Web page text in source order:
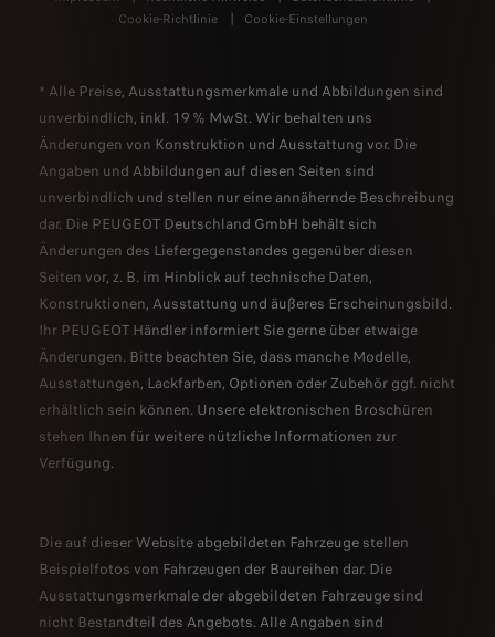
Cookie-Richtlinie
Cookie-Einstellungen
* Alle Preise, Ausstattungsmerkmale und Abbildungen sind
unverbindlich, inkl. 19 % MwSt. Wir behalten uns
Änderungen von Konstruktion und Ausstattung vor. Die
Angaben und Abbildungen auf diesen Seiten sind
unverbindlich und stellen nur eine annähernde Beschreibung
dar. Die PEUGEOT Deutschland GmbH behält sich
Änderungen des Liefergegenstandes gegenüber diesen
Seiten vor, z. B. im Hinblick auf technische Daten,
Konstruktionen, Ausstattung und äußeres Erscheinungsbild.
Ihr PEUGEOT Händler informiert Sie gerne über etwaige
Änderungen. Bitte beachten Sie, dass manche Modelle,
Ausstattungen, Lackfarben, Optionen oder Zubehör ggf. nicht
erhältlich sein können. Unsere elektronischen Broschüren
stehen Ihnen für weitere nützliche Informationen zur
Verfügung.
Die auf dieser Website abgebildeten Fahrzeuge stellen
Beispielfotos von Fahrzeugen der Baureihen dar. Die
Ausstattungsmerkmale der abgebildeten Fahrzeuge sind
nicht Bestandteil des Angebots. Alle Angaben sind